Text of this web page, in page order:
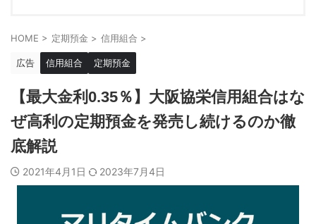
HOME > 定期預金 > 信用組合 >
広告 信用組合 定期預金
【最大金利0.35％】大阪協栄信用組合はな
ぜ高利の定期預金を発売し続けるのか徹
底解説
2021年4月1日 2023年7月4日